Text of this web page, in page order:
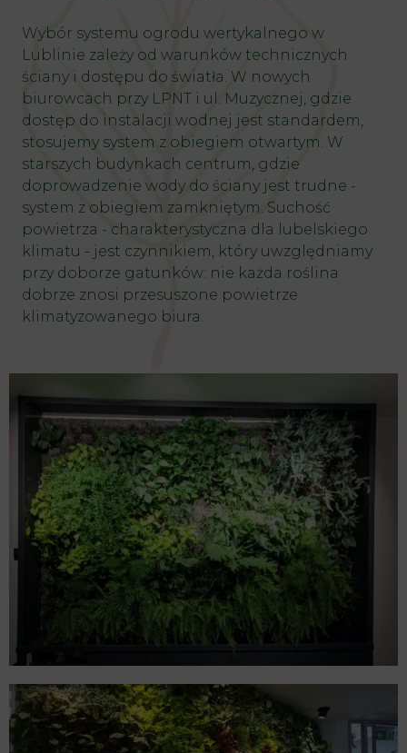
Wybór systemu ogrodu wertykalnego w
Lublinie zależy od warunków technicznych
ściany i dostępu do światła. W nowych
biurowcach przy LPNT i ul. Muzycznej, gdzie
dostęp do instalacji wodnej jest standardem,
stosujemy system z obiegiem otwartym. W
starszych budynkach centrum, gdzie
doprowadzenie wody do ściany jest trudne -
system z obiegiem zamkniętym. Suchość
powietrza - charakterystyczna dla lubelskiego
klimatu - jest czynnikiem, który uwzględniamy
przy doborze gatunków: nie każda roślina
dobrze znosi przesuszone powietrze
klimatyzowanego biura.